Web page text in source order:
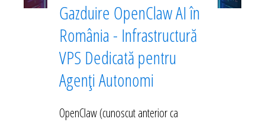
Gazduire OpenClaw AI în
România - Infrastructură
VPS Dedicată pentru
Agenți Autonomi
OpenClaw (cunoscut anterior ca